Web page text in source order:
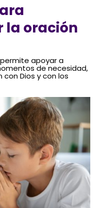
la oración
apoyar a
de necesidad,
Dios y con los